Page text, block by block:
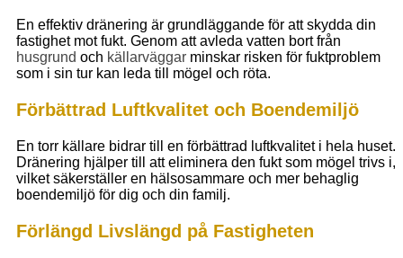
En effektiv dränering är grundläggande för att skydda din
fastighet mot fukt. Genom att avleda vatten bort från
husgrund och källarväggar minskar risken för fuktproblem
som i sin tur kan leda till mögel och röta.
Förbättrad Luftkvalitet och Boendemiljö
En torr källare bidrar till en förbättrad luftkvalitet i hela huset.
Dränering hjälper till att eliminera den fukt som mögel trivs i,
vilket säkerställer en hälsosammare och mer behaglig
boendemiljö för dig och din familj.
Förlängd Livslängd på Fastigheten